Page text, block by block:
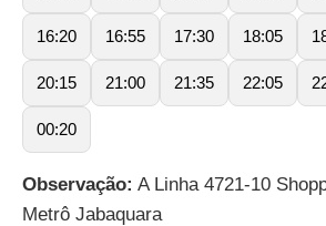
16:20 16:55 17:30 18:05
20:15 21:00 21:35 22:05
00:20
Observação: A Linha 4721-10
Metrô Jabaquara